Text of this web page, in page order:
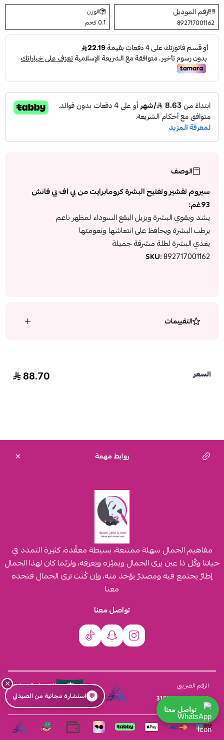
رقم الموديل
892717001162
الوزن
0.1 كجم
الوصف
سيروم تقشير وتفتيح البشرة كرومابرايت من بي اف بي فانش
93غم:
يشد ويقوي البشرة ويزيل البقع السوداء لمظهر ناعم
يرطب البشرة ويحافظ على انتعاشها ونعومتها
يغذي البشرة لطلة مشرقة جميلة
SKU:892717001162
التقييمات
السعر 88.70
روابط مهمة
مفاهيم الجمال سهلة ممتنعة، بسيطة معقّدة، كثيرة التمدد في
حياتنا وكُل ذا عين يرى الجمال ويميّزه ويعرفه، ولربّما كان لهذا الجمال
إطارٌ يجتمع فيه ومصدرٌ يؤخذ منه، وإن كُنت ترى الجمال فتجده
معنا
تواصل معنا
الرقم الضريبي
310555259800003
السجل التجاري
4030431116
×
💬 استشارة مجانية من الصيدلي
تواصل معنا